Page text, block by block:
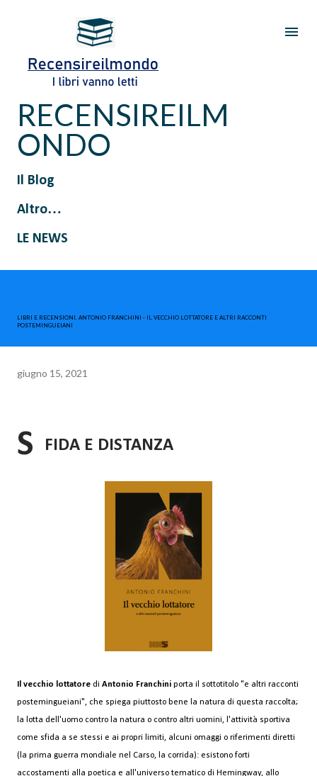
Passa ai contenuti principali
RECENSIREILM
ONDO
Il Blog
Altro…
LE NEWS
LIBRI E RECENSIONI. ANTONIO FRANCHINI - IL VECCHIO LOTTATORE E ALTRI RACCONTI
POSTEMINGUEIANI
giugno 15, 2021
S FIDA E DISTANZA
Il vecchio lottatore di Antonio Franchini porta il sottotitolo "e altri racconti
postemingueiani", che spiega piuttosto bene la natura di questa raccolta;
la lotta dell'uomo contro la natura o contro altri uomini, l'attività sportiva
come sfida a se stessi e ai propri limiti, alcuni omaggi o riferimenti diretti
(la prima guerra mondiale nel Carso, la corrida): esistono forti
accostamenti alla poetica e all'universo tematico di Hemingway, allo